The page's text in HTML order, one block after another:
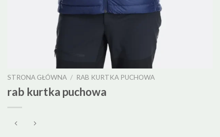
STRONA GŁÓWNA / RAB KURTKA PUCHOWA
rab kurtka puchowa